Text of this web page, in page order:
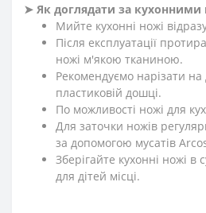
➤ Як доглядати за
Мийте кухонні ножі
Після експлуатації
ножі м'якою тканиною.
Рекомендуємо нарізати
пластиковій дошці.
По можливості ножі для
Для заточки ножів
за допомогою мусатів
Зберігайте кухонні ножі в
для дітей місці.